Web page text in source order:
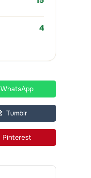
4
WhatsApp
Tumblr
Pinterest